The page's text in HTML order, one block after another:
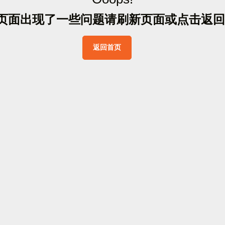
面出现了一些问题请刷新页面或点击返 回
返回首页